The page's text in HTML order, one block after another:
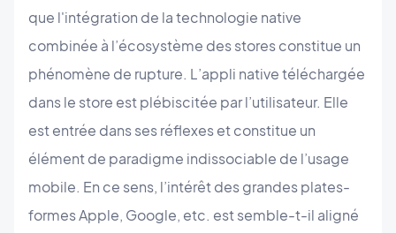
que l'intégration de la technologie native
combinée à l’écosystème des stores constitue un
phénomène de rupture. L’appli native téléchargée
dans le store est plébiscitée par l’utilisateur. Elle
est entrée dans ses réflexes et constitue un
élément de paradigme indissociable de l’usage
mobile. En ce sens, l’intérêt des grandes plates-
formes Apple, Google, etc. est semble-t-il aligné